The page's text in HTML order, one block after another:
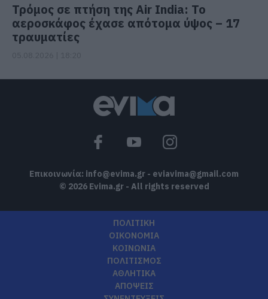
Τρόμος σε πτήση της Air India: Το
αεροσκάφος έχασε απότομα ύψος – 17
τραυματίες
Επικοινωνία: info@evima.gr - eviavima@gmail.com
© 2026 Evima.gr - All rights reserved
ΠΟΛΙΤΙΚΗ
ΟΙΚΟΝΟΜΙΑ
ΚΟΙΝΩΝΙΑ
ΠΟΛΙΤΙΣΜΟΣ
ΑΘΛΗΤΙΚΑ
ΑΠΟΨΕΙΣ